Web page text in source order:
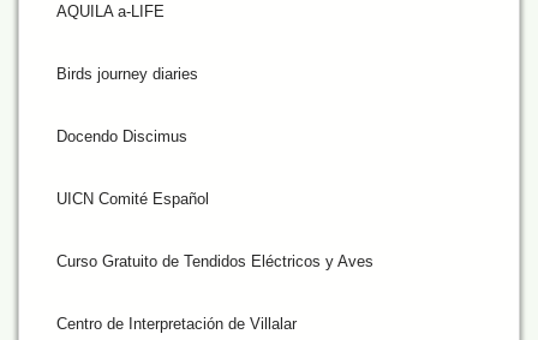
AQUILA a-LIFE
Birds journey diaries
Docendo Discimus
UICN Comité Español
Curso Gratuito de Tendidos Eléctricos y Aves
Centro de Interpretación de Villalar